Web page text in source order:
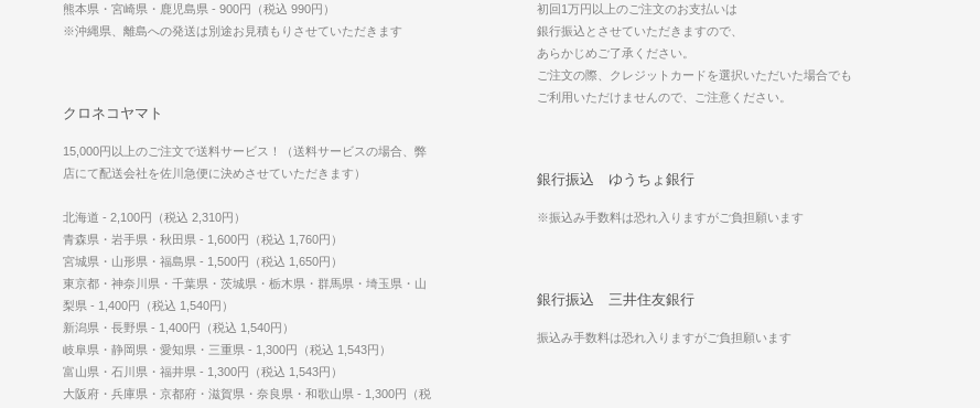
熊本県・宮崎県・鹿児島県 - 900円（税込 990円）
※沖縄県、離島への発送は別途お見積もりさせていただきます
クロネコヤマト
15,000円以上のご注文で送料サービス！（送料サービスの場合、弊
店にて配送会社を佐川急便に決めさせていただきます）
北海道 - 2,100円（税込 2,310円）
青森県・岩手県・秋田県 - 1,600円（税込 1,760円）
宮城県・山形県・福島県 - 1,500円（税込 1,650円）
東京都・神奈川県・千葉県・茨城県・栃木県・群馬県・埼玉県・山
梨県 - 1,400円（税込 1,540円）
新潟県・長野県 - 1,400円（税込 1,540円）
岐阜県・静岡県・愛知県・三重県 - 1,300円（税込 1,543円）
富山県・石川県・福井県 - 1,300円（税込 1,543円）
大阪府・兵庫県・京都府・滋賀県・奈良県・和歌山県 - 1,300円（税
初回1万円以上のご注文のお支払いは
銀行振込とさせていただきますので、
あらかじめご了承ください。
ご注文の際、クレジットカードを選択いただいた場合でも
ご利用いただけませんので、ご注意ください。
銀行振込 ゆうちょ銀行
※振込み手数料は恐れ入りますがご負担願います
銀行振込 三井住友銀行
振込み手数料は恐れ入りますがご負担願います